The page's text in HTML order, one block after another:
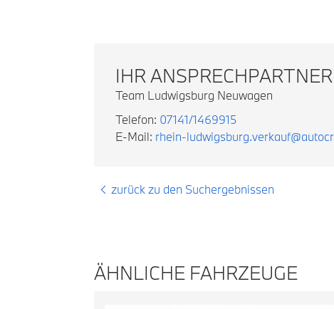
IHR ANSPRECHPARTNER
Team Ludwigsburg Neuwagen
Telefon: 07141/1469915
E-Mail: rhein-
zurück zu den Suchergebnissen
ÄHNLICHE FAHRZEUGE